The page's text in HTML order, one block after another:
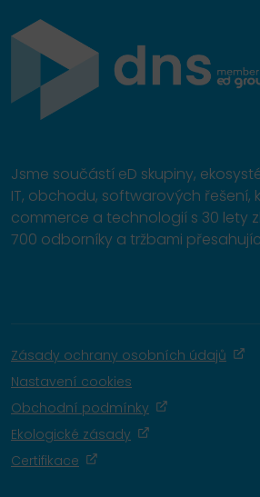
Jsme součástí eD skupiny,
IT, obchodu, softwarových řešení,
commerce a technologií s 30 lety
700 odborníky a tržbami
Zásady ochrany osobních údajů
Nastavení cookies
Obchodní podmínky
Ekologické zásady
Certifikace